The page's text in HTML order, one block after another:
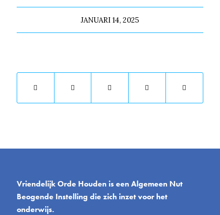
JANUARI 14, 2025
Vriendelijk Orde Houden is een Algemeen Nut
Beogende Instelling die zich inzet voor het
onderwijs.